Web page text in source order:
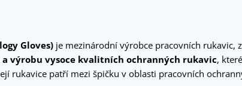
Gloves)je mezinárodní výrobce pracovních rukavic,
a výrobu vysoce kvalitních ochranných rukavic,
rukavice patří mezi špičku v oblasti pracovních